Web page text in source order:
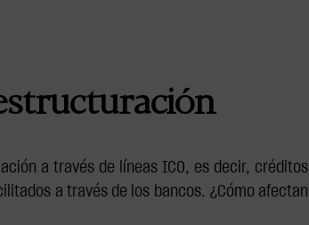
a través de líneas ICO, es decir, créditos
a través de los bancos. ¿Cómo afectan